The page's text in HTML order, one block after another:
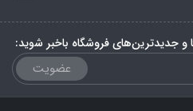
و جدیدترین‌های فروشگاه باخبر شوید:
عضویت